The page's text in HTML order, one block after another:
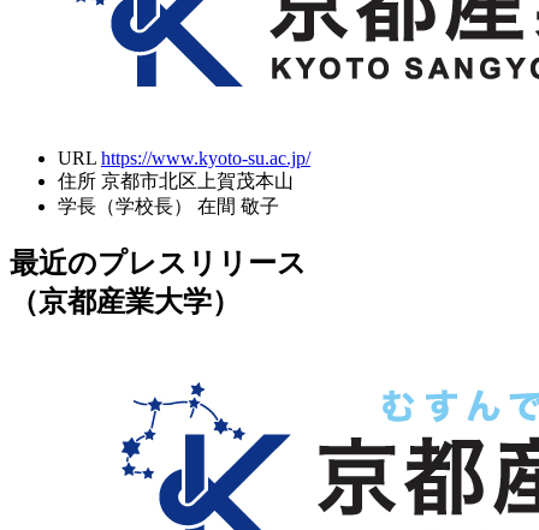
URL https://www.kyoto-su.ac.jp/
住所 京都市北区上賀茂本山
学長（学校長）
在間 敬子
最近のプレスリリース
（京都産業大学）